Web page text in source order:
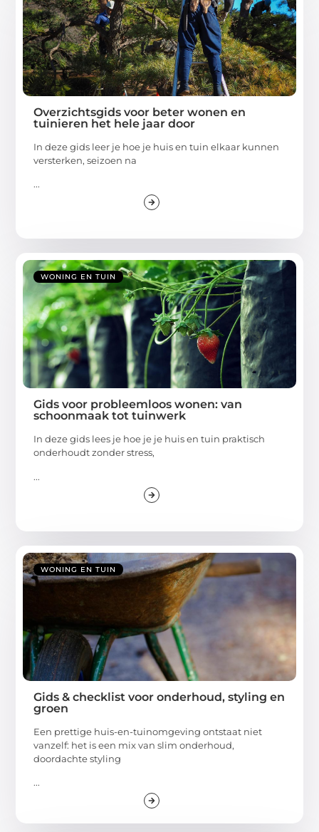
Overzichtsgids voor beter wonen en
tuinieren het hele jaar door
In deze gids leer je hoe je huis en tuin elkaar kunnen
versterken, seizoen na
...
WONING EN TUIN
Gids voor probleemloos wonen: van
schoonmaak tot tuinwerk
In deze gids lees je hoe je je huis en tuin praktisch
onderhoudt zonder stress,
...
WONING EN TUIN
Gids & checklist voor onderhoud, styling en
groen
Een prettige huis-en-tuinomgeving ontstaat niet
vanzelf: het is een mix van slim onderhoud,
doordachte styling
...